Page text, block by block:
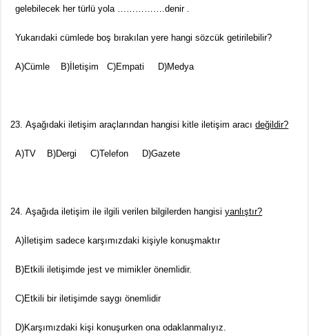
gelebilecek her türlü yola …………….denir .
Yukarıdaki cümlede boş bırakılan yere hangi sözcük getirilebilir?
A)Cümle B)İletişim C)Empati D)Medya
Aşağıdaki iletişim araçlarından hangisi kitle iletişim aracıdeğildir?
A)TV B)Dergi C)Telefon D)Gazete
Aşağıda iletişim ile ilgili verilen bilgilerden hangisiyanlıştır?
A)İletişim sadece karşımızdaki kişiyle konuşmaktır
B)Etkili iletişimde jest ve mimikler önemlidir.
C)Etkili bir iletişimde saygı önemlidir
D)Karşımızdaki kişi konuşurken ona odaklanmalıyız.